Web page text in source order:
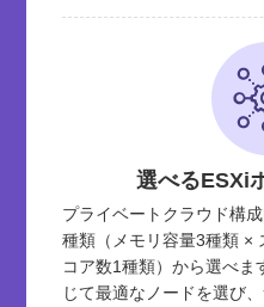
選べるESXi
プライベートクラウド構
種類（メモリ容量3種類 ×
コア数1種類）から選べ
じて最適なノードを選び